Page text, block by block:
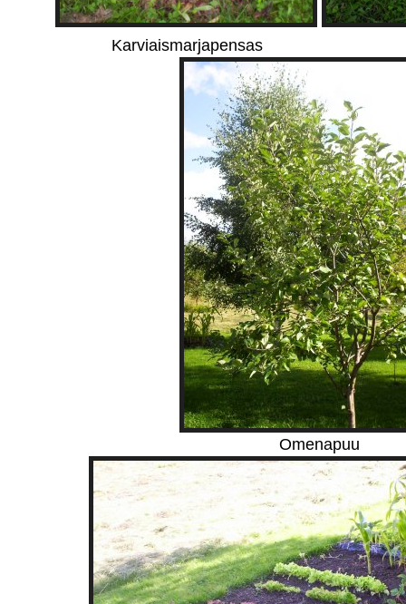
Karviaismarjapensas
Omenapuu